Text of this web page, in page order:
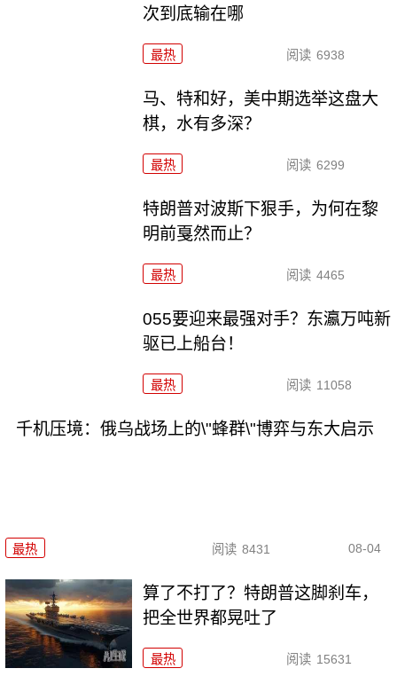
次到底输在哪
最热 阅读 6938
马、特和好，美中期选举这盘大
棋，水有多深？
最热 阅读 6299
特朗普对波斯下狠手，为何在黎
明前戛然而止？
最热 阅读 4465
055要迎来最强对手？东瀛万吨新
驱已上船台！
最热 阅读 11058
千机压境：俄乌战场上的\"蜂群\"博弈与东大启示
最热 阅读 8431 08-04
算了不打了？特朗普这脚刹车，
把全世界都晃吐了
最热 阅读 15631